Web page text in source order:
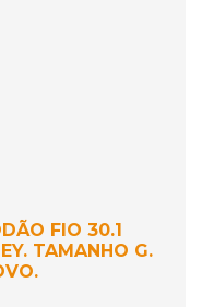
FIO 30.1
TAMANHO G.